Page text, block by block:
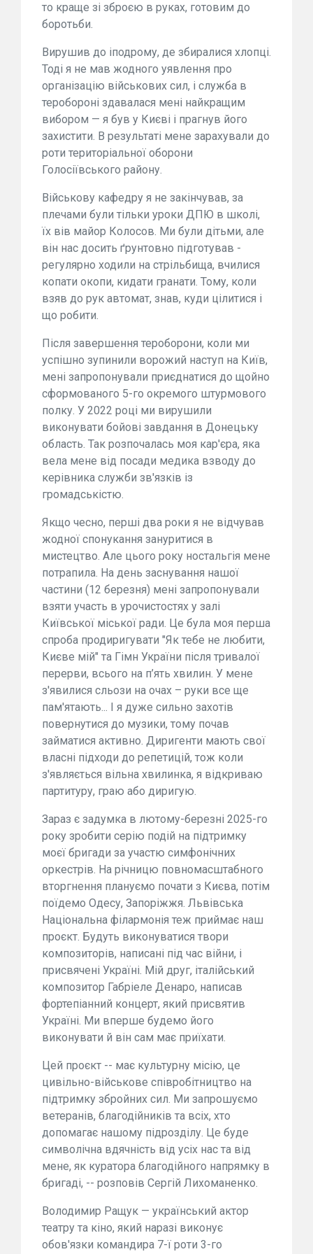
то краще зі зброєю в руках, готовим до
боротьби.
Вирушив до іподрому, де збиралися хлопці.
Тоді я не мав жодного уявлення про
організацію військових сил, і служба в
теробороні здавалася мені найкращим
вибором — я був у Києві і прагнув його
захистити. В результаті мене зарахували до
роти територіальної оборони
Голосіївського району.
Військову кафедру я не закінчував, за
плечами були тільки уроки ДПЮ в школі,
їх вів майор Колосов. Ми були дітьми, але
він нас досить ґрунтовно підготував -
регулярно ходили на стрільбища, вчилися
копати окопи, кидати гранати. Тому, коли
взяв до рук автомат, знав, куди цілитися і
що робити.
Після завершення тероборони, коли ми
успішно зупинили ворожий наступ на Київ,
мені запропонували приєднатися до щойно
сформованого 5-го окремого штурмового
полку. У 2022 році ми вирушили
виконувати бойові завдання в Донецьку
область. Так розпочалась моя кар'єра, яка
вела мене від посади медика взводу до
керівника служби зв'язків із
громадськістю.
Якщо чесно, перші два роки я не відчував
жодної спонукання зануритися в
мистецтво. Але цього року ностальгія мене
потрапила. На день заснування нашої
частини (12 березня) мені запропонували
взяти участь в урочистостях у залі
Київської міської ради. Це була моя перша
спроба продиригувати "Як тебе не любити,
Києве мій" та Гімн України після тривалої
перерви, всього на п’ять хвилин. У мене
з'явилися сльози на очах – руки все ще
пам'ятають... І я дуже сильно захотів
повернутися до музики, тому почав
займатися активно. Диригенти мають свої
власні підходи до репетицій, тож коли
з'являється вільна хвилинка, я відкриваю
партитуру, граю або диригую.
Зараз є задумка в лютому-березні 2025-го
року зробити серію подій на підтримку
моєї бригади за участю симфонічних
оркестрів. На річницю повномасштабного
вторгнення плануємо почати з Києва, потім
поїдемо Одесу, Запоріжжя. Львівська
Національна філармонія теж приймає наш
проєкт. Будуть виконуватися твори
композиторів, написані під час війни, і
присвячені Україні. Мій друг, італійський
композитор Габріеле Денаро, написав
фортепіанний концерт, який присвятив
Україні. Ми вперше будемо його
виконувати й він сам має приїхати.
Цей проєкт -- має культурну місію, це
цивільно-військове співробітництво на
підтримку збройних сил. Ми запрошуємо
ветеранів, благодійників та всіх, хто
допомагає нашому підрозділу. Це буде
символічна вдячність від усіх нас та від
мене, як куратора благодійного напрямку в
бригаді, -- розповів Сергій Лихоманенко.
Володимир Ращук — український актор
театру та кіно, який наразі виконує
обов'язки командира 7-ї роти 3-го